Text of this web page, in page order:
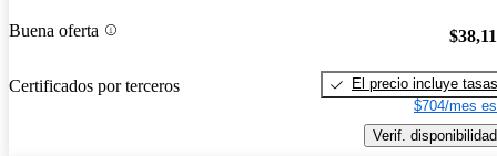
Buena oferta
Certificados por terceros
El precio incluye tasas
$704/mes
Verif. disponibilidad